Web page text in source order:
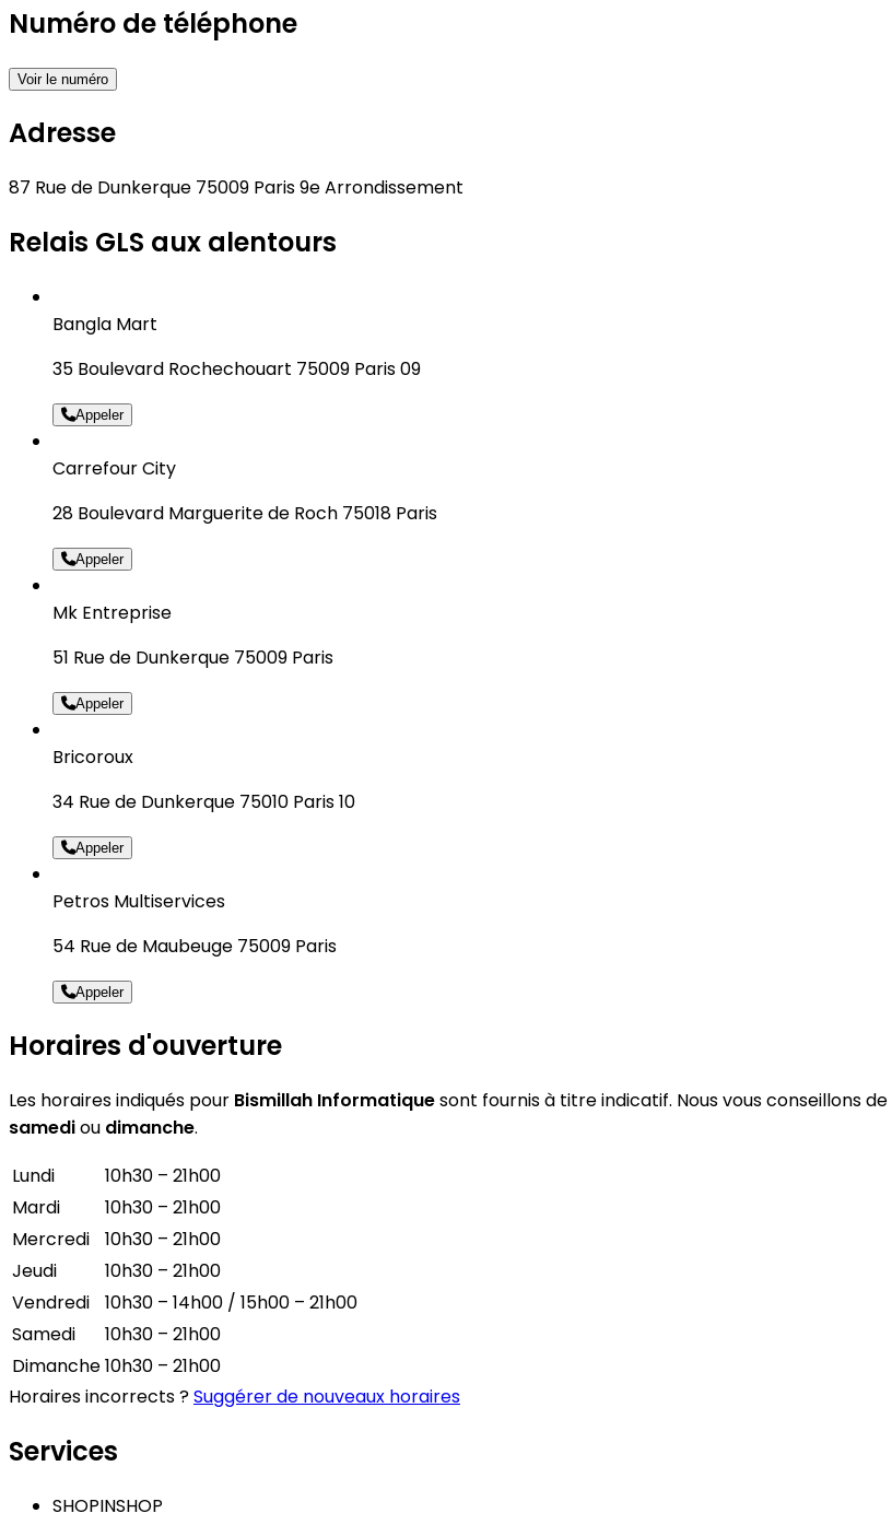
Numéro de téléphone
Voir le numéro
Adresse
87 Rue de Dunkerque 75009 Paris 9e Arrondissement
Relais GLS aux alentours
Bangla Mart
35 Boulevard Rochechouart 75009 Paris 09
Appeler
Carrefour City
28 Boulevard Marguerite de Roch 75018 Paris
Appeler
Mk Entreprise
51 Rue de Dunkerque 75009 Paris
Appeler
Bricoroux
34 Rue de Dunkerque 75010 Paris 10
Appeler
Petros Multiservices
54 Rue de Maubeuge 75009 Paris
Appeler
Horaires d'ouverture
Les horaires indiqués pour Bismillah Informatiquesont fournis à titre indicatif. Nous vous conseillons de
samediou dimanche.
Lundi
10h30 – 21h00
Mardi
10h30 – 21h00
Mercredi
10h30 – 21h00
Jeudi
10h30 – 21h00
Vendredi
10h30 – 14h00 / 15h00 – 21h00
Samedi
10h30 – 21h00
Dimanche10h30 – 21h00
Horaires incorrects ?Suggérer de nouveaux horaires
Services
SHOPINSHOP